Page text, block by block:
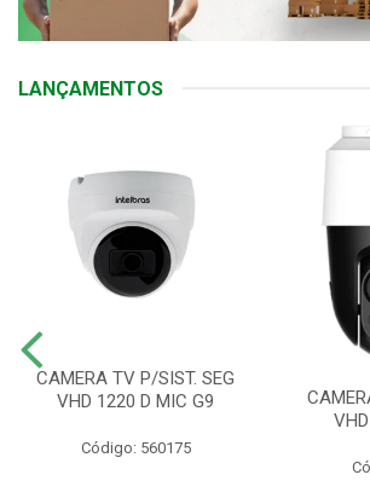
LANÇAMENTOS
CAMERA TV P/SIST. SEG
VHD 1220 D MIC G9
Código: 560175